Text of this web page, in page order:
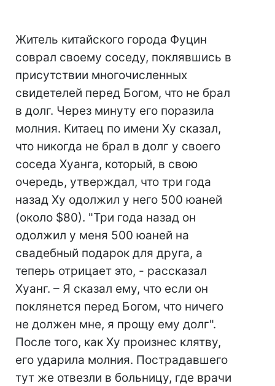
Житель китайского города Фуцин
соврал своему соседу, поклявшись в
присутствии многочисленных
свидетелей перед Богом, что не брал
в долг. Через минуту его поразила
молния. Китаец по имени Ху сказал,
что никогда не брал в долг у своего
соседа Хуанга, который, в свою
очередь, утверждал, что три года
назад Ху одолжил у него 500 юаней
(около $80). "Три года назад он
одолжил у меня 500 юаней на
свадебный подарок для друга, а
теперь отрицает это, - рассказал
Хуанг. – Я сказал ему, что если он
поклянется перед Богом, что ничего
не должен мне, я прощу ему долг".
После того, как Ху произнес клятву,
его ударила молния. Пострадавшего
тут же отвезли в больницу, где врачи